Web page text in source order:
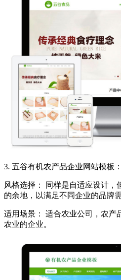
3. 五谷有机农产品企业网站模板：
风格选择： 同样是自适应设计，
的余地，以满足不同企业的品牌需
适用场景： 适合农业公司，农产
农业的企业。